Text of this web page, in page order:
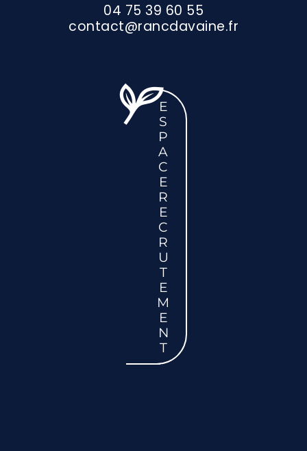
04 75 39 60 55
contact@rancdavaine.fr
E
S
P
A
C
E
R
E
C
R
U
T
E
M
E
N
T